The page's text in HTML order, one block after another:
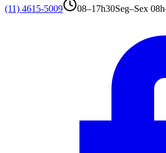
(11) 4615-5009 08–17h30Seg–Sex